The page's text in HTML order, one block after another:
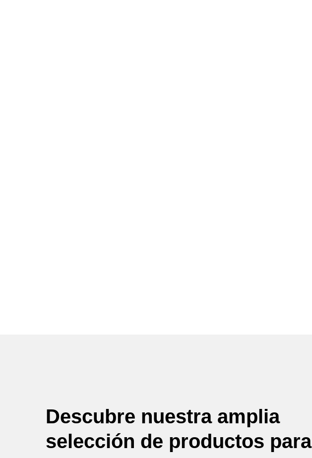
Descubre nuestra amplia
selección de productos para